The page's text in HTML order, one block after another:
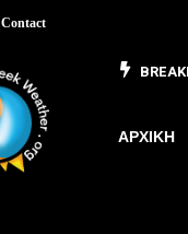
Contact
ΑΡΧΙΚΗ